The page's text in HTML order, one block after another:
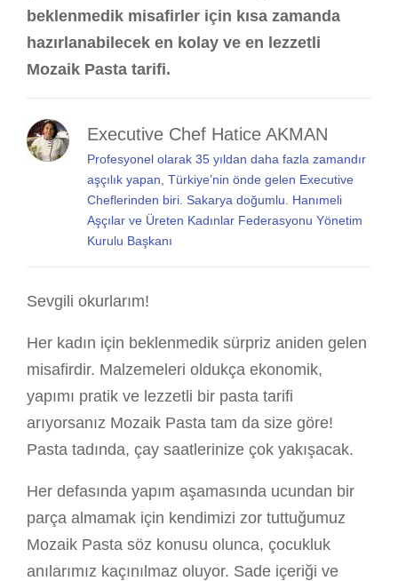
beklenmedik misafirler için kısa zamanda
hazırlanabilecek en kolay ve en lezzetli
Mozaik Pasta tarifi.
Executive Chef Hatice AKMAN
Profesyonel olarak 35 yıldan daha fazla zamandır
aşçılık yapan, Türkiye’nin önde gelen Executive
Cheflerinden biri. Sakarya doğumlu. Hanımeli
Aşçılar ve Üreten Kadınlar Federasyonu Yönetim
Kurulu Başkanı
Sevgili okurlarım!
Her kadın için beklenmedik sürpriz aniden gelen
misafirdir. Malzemeleri oldukça ekonomik,
yapımı pratik ve lezzetli bir pasta tarifi
arıyorsanız Mozaik Pasta tam da size göre!
Pasta tadında, çay saatlerinize çok yakışacak.
Her defasında yapım aşamasında ucundan bir
parça almamak için kendimizi zor tuttuğumuz
Mozaik Pasta söz konusu olunca, çocukluk
anılarımız kaçınılmaz oluyor. Sade içeriği ve